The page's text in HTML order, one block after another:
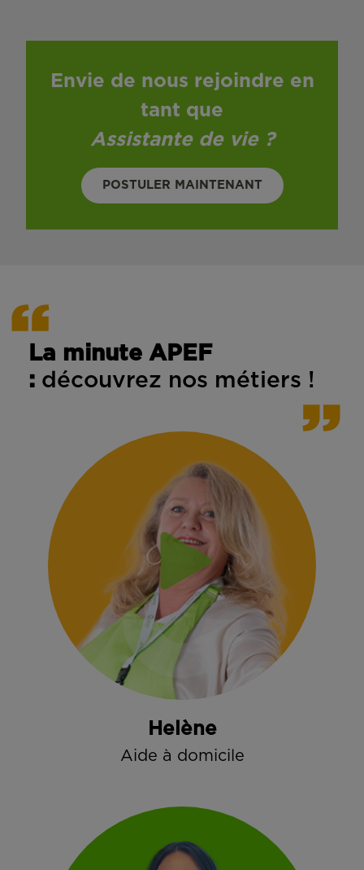
Envie de nous rejoindre en
tant que
Assistante de vie ?
POSTULER MAINTENANT
La minute APEF
: découvrez nos métiers !
Helène
Aide à domicile